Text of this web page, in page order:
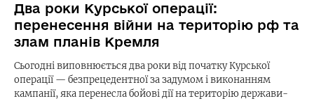
Два роки Курської операції:
перенесення війни на територію рф та
злам планів Кремля
Сьогодні виповнюється два роки від початку Курської
операції — безпрецедентної за задумом і виконанням
кампанії, яка перенесла бойові дії на територію держави-